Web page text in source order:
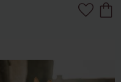
Lägg till